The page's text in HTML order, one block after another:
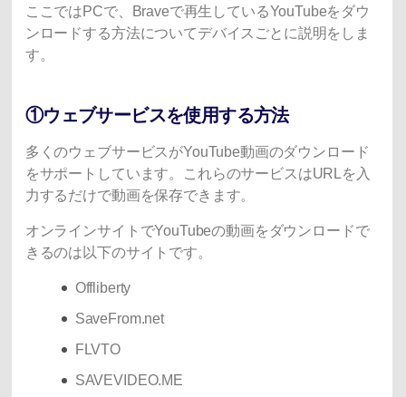
ここではPCで、Braveで再生しているYouTubeをダウ
ンロードする方法についてデバイスごとに説明をしま
す。
①ウェブサービスを使用する方法
多くのウェブサービスがYouTube動画のダウンロード
をサポートしています。これらのサービスはURLを入
力するだけで動画を保存できます。
オンラインサイトでYouTubeの動画をダウンロードで
きるのは以下のサイトです。
Offliberty
SaveFrom.net
FLVTO
SAVEVIDEO.ME